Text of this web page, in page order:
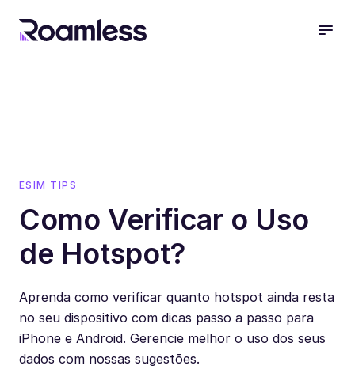
ESIM TIPS
Como Verificar o Uso
de Hotspot?
Aprenda como verificar quanto hotspot ainda resta
no seu dispositivo com dicas passo a passo para
iPhone e Android. Gerencie melhor o uso dos seus
dados com nossas sugestões.